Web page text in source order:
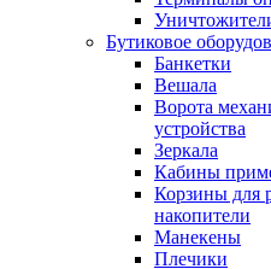
Бутиковое
Банкетки
Вешала
Ворота
устройства
Зеркала
Кабины
Корзины для
накопители
Манекены
Плечики